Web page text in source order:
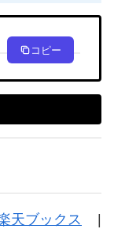
コピー
天ブックス |